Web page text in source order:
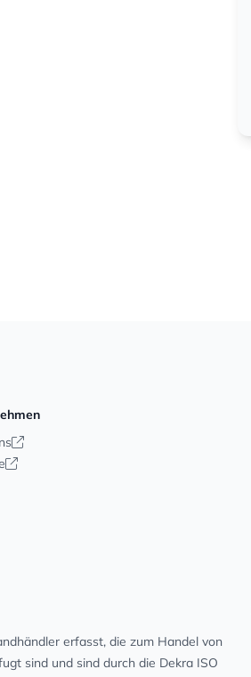
erfasst, die zum Handel von
sind und sind durch die Dekra ISO